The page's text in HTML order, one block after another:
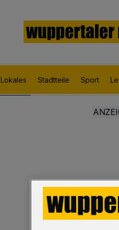
Lokales Stadtteile Sport